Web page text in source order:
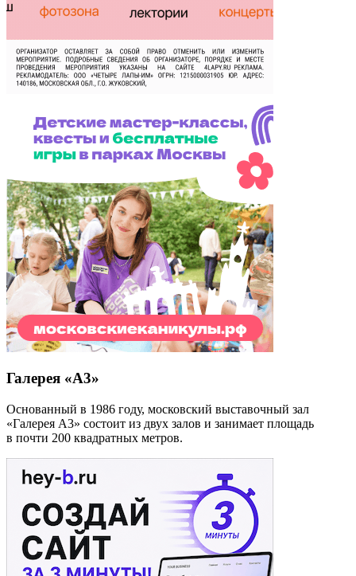
Галерея «А3»
Основанный в 1986 году, московский выставочный зал
«Галерея А3» состоит из двух залов и занимает площадь
в почти 200 квадратных метров.